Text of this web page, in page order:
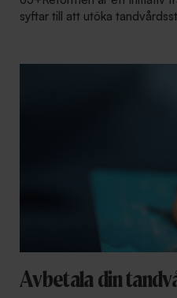
syftar till att utöka
Avbetala din